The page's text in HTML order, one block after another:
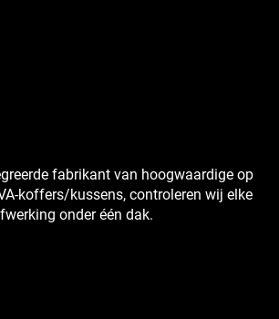
fabrikant van hoogwaardige op
koffers/kussens, controleren wij elke
onder één dak.